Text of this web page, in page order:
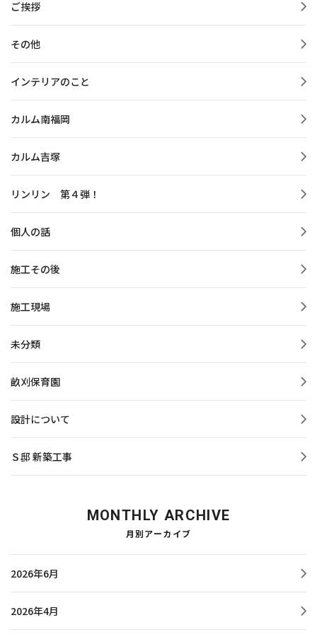
ご挨拶
その他
インテリアのこと
カルム南福岡
カルム吉塚
リンリン 第４弾！
個人の話
施工その後
施工現場
未分類
畝刈保育園
設計について
Ｓ邸 新築工事
MONTHLY ARCHIVE
月別アーカイブ
2026年6月
2026年4月